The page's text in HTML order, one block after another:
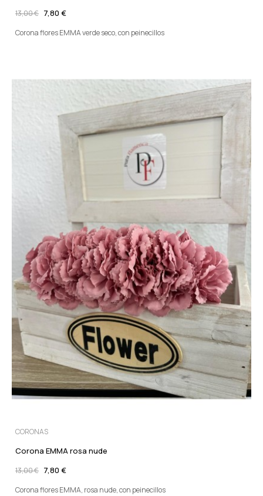
13,00 € 7,80 €
Corona flores EMMA verde seco, con peinecillos
CORONAS
Corona EMMA rosa nude
13,00 € 7,80 €
Corona flores EMMA, rosa nude, con peinecillos